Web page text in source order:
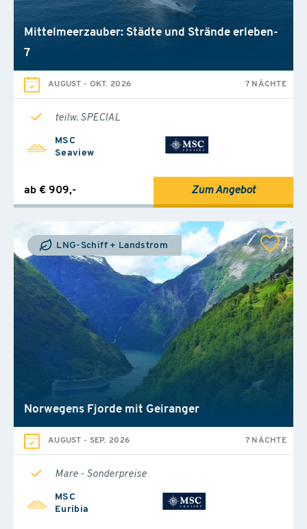
Mittelmeerzauber: Städte und Strände erleben-
7
AUGUST - OKT. 2026 7 NÄCHTE
teilw. SPECIAL
MSC
Seaview
ab € 909,- Zum Angebot
LNG-Schiff + Landstrom
Norwegens Fjorde mit Geiranger
AUGUST - SEP. 2026 7 NÄCHTE
Mare - Sonderpreise
MSC
Euribia